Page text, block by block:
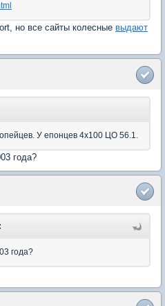
но все сайты колесные выдают
У епонцев 4х100 ЦО 56.1.
года?
года?